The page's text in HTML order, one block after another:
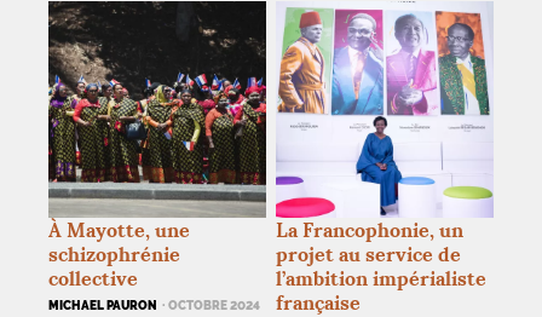
À Mayotte, une
schizophrénie
collective
MICHAEL PAURON · OCTOBRE 2024
La Francophonie, un
projet au service de
l’ambition impérialiste
française